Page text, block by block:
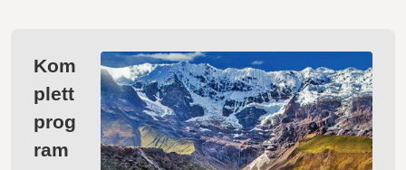
Kom
plett
prog
ram